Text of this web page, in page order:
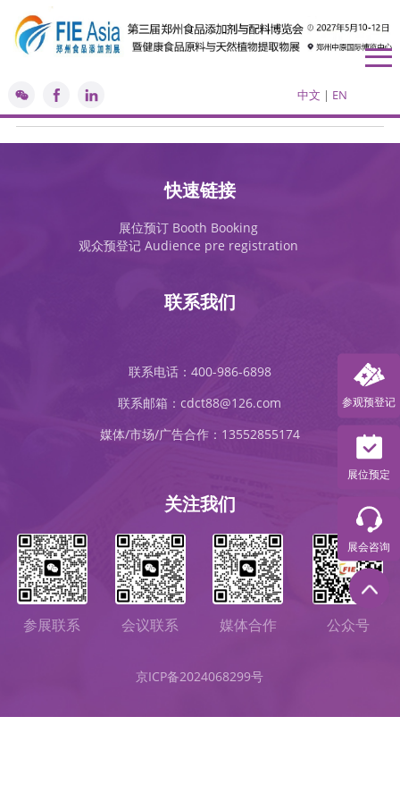
中文 | EN
快速链接
展位预订 Booth Booking
观众预登记 Audience pre registration
联系我们
联系电话：400-986-6898
联系邮箱：cdct88@126.com
媒体/市场/广告合作：13552855174
关注我们
参展联系 会议联系 媒体合作 公众号
京ICP备2024068299号
参观预登记
展位预定
展会咨询